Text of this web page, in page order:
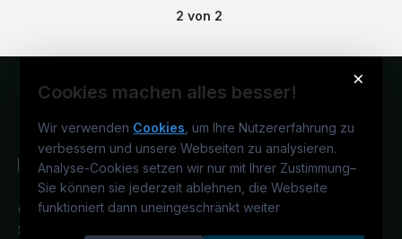
2 von 2
×
Cookies machen alles besser!
Wir verwenden Cookies , um Ihre Nutzererfahrung zu
verbessern und unsere Webseiten zu analysieren.
Analyse-Cookies setzen wir nur mit Ihrer Zustimmung–
Sie können sie jederzeit ablehnen, die Webseite
funktioniert dann uneingeschränkt weiter
Österreichs IT-Karriereportal.Ein
Service der candidatis GmbH.